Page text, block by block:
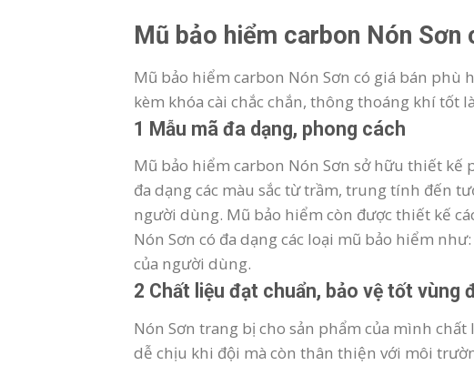
Mũ bảo hiểm carbon Nón Sơn
Mũ bảo hiểm carbon Nón Sơn có giá bán
kèm khóa cài chắc chắn, thông thoáng khí tốt
1 Mẫu mã đa dạng, phong cách
Mũ bảo hiểm carbon Nón Sơn sở hữu thiết kế
đa dạng các màu sắc từ trầm, trung tính đến
người dùng. Mũ bảo hiểm còn được thiết kế
Nón Sơn có đa dạng các loại mũ bảo hiểm
của người dùng.
2 Chất liệu đạt chuẩn, bảo vệ tốt vùng
Nón Sơn trang bị cho sản phẩm của mình
dễ chịu khi đội mà còn thân thiện với môi